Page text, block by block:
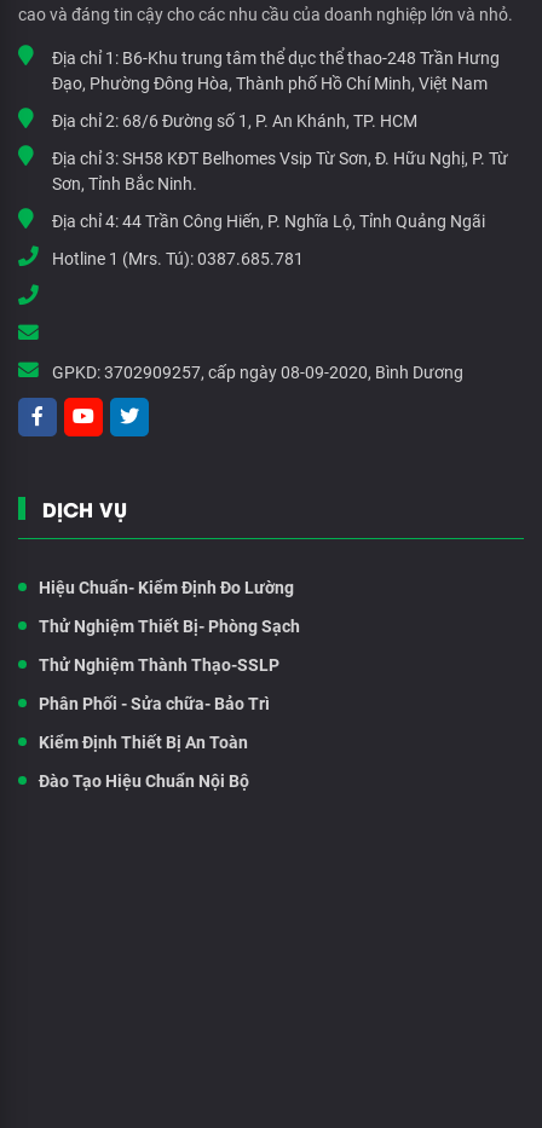
cao và đáng tin cậy cho các nhu cầu của doanh nghiệp lớn và nhỏ.
Địa chỉ 1: B6-Khu trung tâm thể dục thể thao-248 Trần Hưng
Đạo, Phường Đông Hòa, Thành phố Hồ Chí Minh, Việt Nam
Địa chỉ 2: 68/6 Đường số 1, P. An Khánh, TP. HCM
Địa chỉ 3:SH58 KĐT Belhomes Vsip Từ Sơn, Đ. Hữu Nghị, P. Từ
Sơn, Tỉnh Bắc Ninh.
Địa chỉ 4:44 Trần Công Hiến, P. Nghĩa Lộ, Tỉnh Quảng Ngãi
Hotline 1 (Mrs. Tú):0387.685.781
GPKD:3702909257, cấp ngày 08-09-2020, Bình Dương
DỊCH VỤ
Hiệu Chuẩn- Kiểm Định Đo Lường
Thử Nghiệm Thiết Bị- Phòng Sạch
Thử Nghiệm Thành Thạo-SSLP
Phân Phối - Sửa chữa- Bảo Trì
Kiểm Định Thiết Bị An Toàn
Đào Tạo Hiệu Chuẩn Nội Bộ